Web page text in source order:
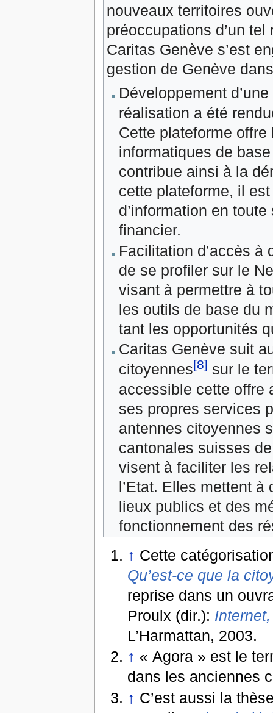
nouveaux territoires
préoccupations d’un
Caritas Genève s’est
gestion de Genève
Développement
réalisation a été
Cette plateforme
informatiques de
contribue ainsi à la
cette plateforme, il
d’information en
financier.
Facilitation d’accès à
de se profiler sur le
visant à permettre à
les outils de base du
tant les opportunités
Caritas Genève suit
citoyennes[8] sur le
accessible cette offre
ses propres services
antennes citoyennes
cantonales suisses
visent à faciliter les
l’Etat. Elles mettent
lieux publics et des
fonctionnement des
↑ Cette
Qu’est-ce que la
reprise dans un
Proulx (dir.):
L’Harmattan, 2003.
↑ « Agora » est le
dans les anciennes
↑ C’est aussi la